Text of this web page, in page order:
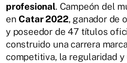
profesional. Campeón del
en Catar 2022, ganador de
y poseedor de 47 títulos
construido una carrera
competitiva, la regularidad y